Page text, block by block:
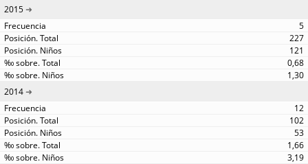
2015
5
227
121
0,68
1,30
2014
12
102
53
1,66
3,19